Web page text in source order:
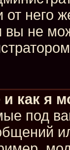
него
не
как я
под